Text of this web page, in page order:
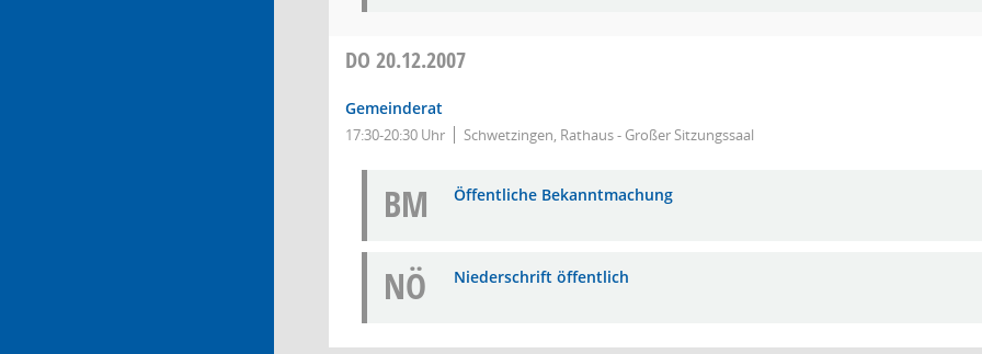
DO 20.12.2007
Gemeinderat
17:30-20:30 Uhr Schwetzingen, Rathaus - Großer Sitzungssaal
BM Öffentliche Bekanntmachung
NÖ Niederschrift öffentlich